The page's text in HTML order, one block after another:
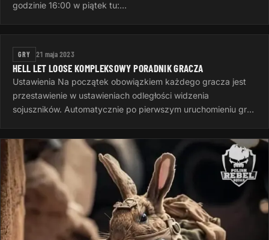
godzinie 16:00 w piątek tu:
GRY 21 maja 2023
HELL LET LOOSE KOMPLEKSOWY PORADNIK GRACZA
Ustawienia Na początek obowiązkiem każdego gracza jest
przestawienie w ustawieniach odległości widzenia
sojuszników. Automatycznie po pierwszym uruchomieniu gry